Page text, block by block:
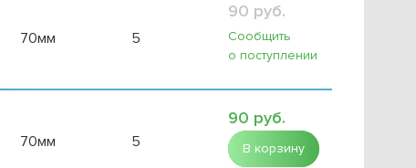
70мм 5
90 руб.
Сообщить
о поступлении
70мм 5
90 руб.
В корзину